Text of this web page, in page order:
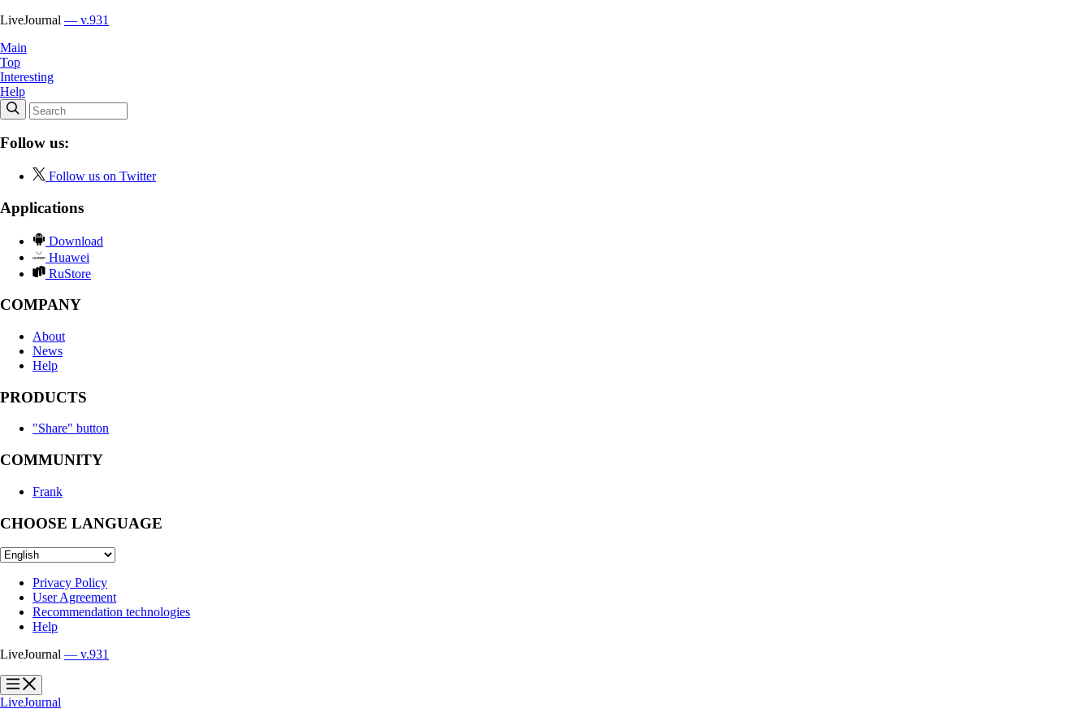
LiveJournal — v.931
Main
Top
Interesting
Help
Follow us:
Follow us on Twitter
Applications
Download
Huawei
RuStore
COMPANY
About
News
Help
PRODUCTS
"Share" button
COMMUNITY
Frank
CHOOSE LANGUAGE
Privacy Policy
User Agreement
Recommendation technologies
Help
LiveJournal — v.931
?
?
LiveJournal